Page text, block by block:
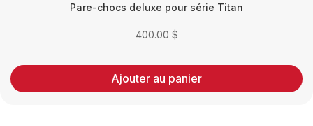
Pare-chocs deluxe pour série Titan
400.00 $
Ajouter au panier